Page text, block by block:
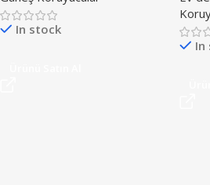
In stock
In